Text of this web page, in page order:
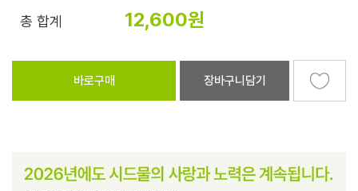
총 합계 12,600원
바로구매 장바구니담기